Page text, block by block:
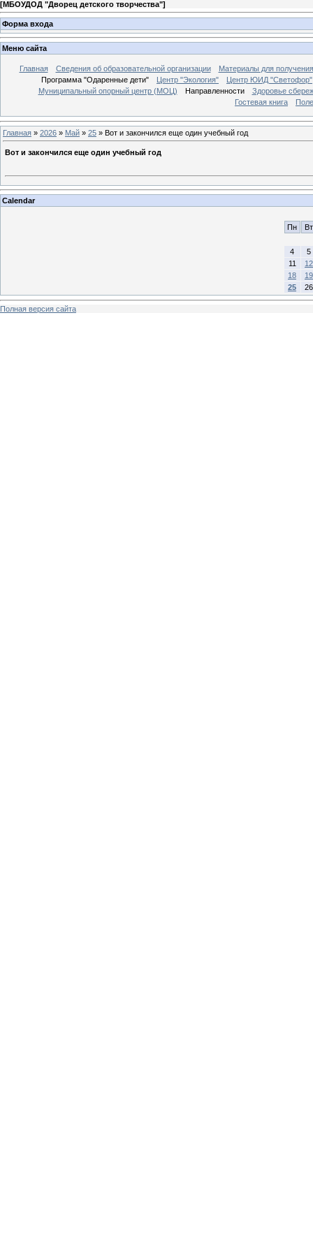
[МБОУДОД "Дворец детского творчества"]
Форма входа
Меню сайта
Главная Сведения об образовательной организации
Материалы для
Программа "Одаренные дети"
Центр "Экология"
Центр ЮИД "Светофор"
Муниципальный опорный центр (МОЦ)
Направленности
Здоровье
Гостевая книга
Главная » 2026 » Май » 25 » Вот и закончился еще один учебный год
Вот и закончился еще один учебный год
Calendar
Пн Вт
4
5
11
12
18
19
25
26
Полная версия сайта